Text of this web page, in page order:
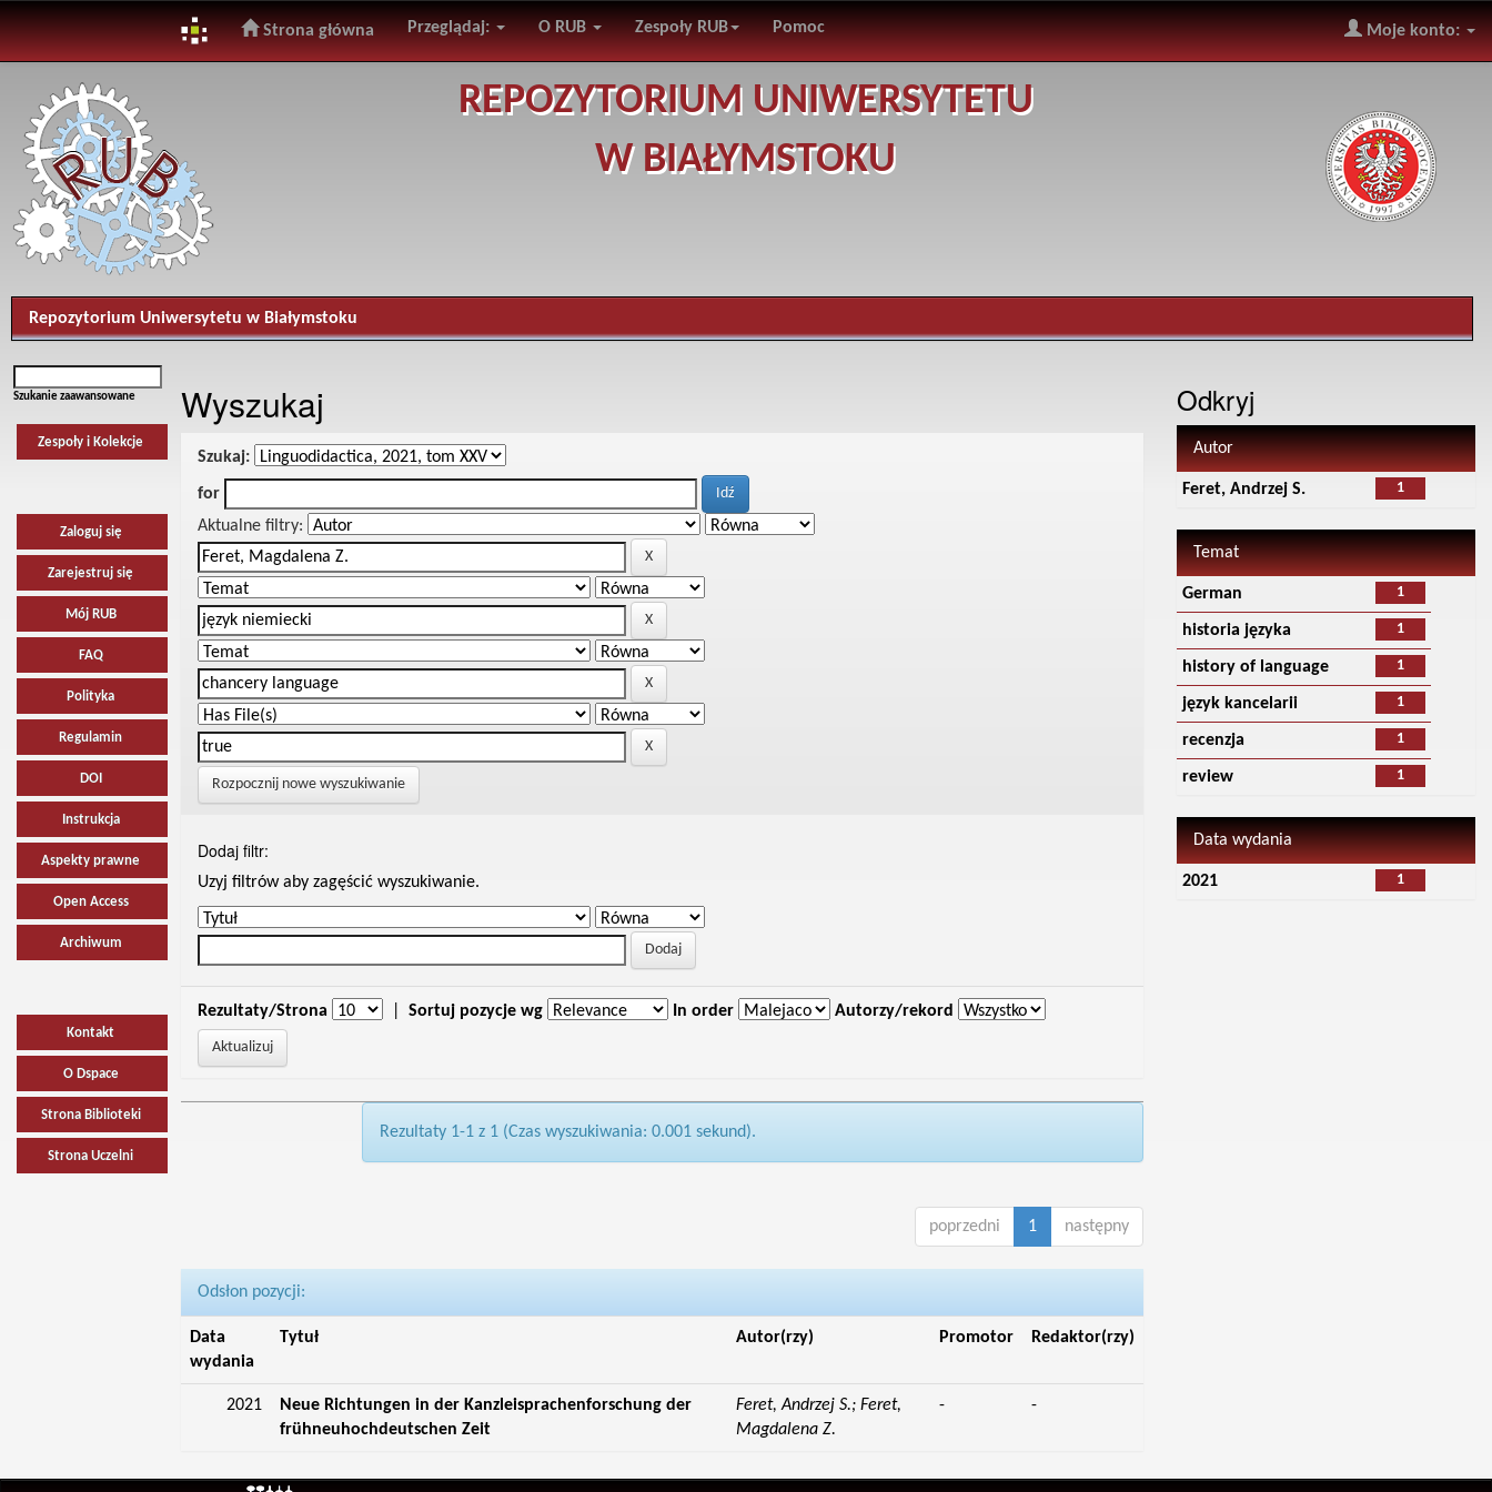
navigation
Strona główna Przeglądaj: O RUB Zespoły RUB Pomoc Moje konto:
REPOZYTORIUM UNIWERSYTETU
W BIAŁYMSTOKU
Repozytorium Uniwersytetu w Białymstoku
Szukanie zaawansowane
Zespoły i Kolekcje
Zaloguj się
Zarejestruj się
Mój RUB
FAQ
Polityka
Regulamin
DOI
Instrukcja
Aspekty prawne
Open Access
Archiwum
Kontakt
O Dspace
Strona Biblioteki
Strona Uczelni
Wyszukaj
Szukaj:
for
Aktualne filtry:
Rozpocznij nowe wyszukiwanie
Dodaj filtr:
Uzyj filtrów aby zagęścić wyszukiwanie.
Rezultaty/Strona Sortuj pozycje wg In order Autorzy/rekord
Rezultaty 1-1 z 1 (Czas wyszukiwania: 0.001 sekund).
poprzedni 1 następny
Odsłon pozycji:
Data
wydania
Tytuł Autor(rzy) Promotor Redaktor(rzy)
2021
Neue Richtungen in der Kanzleisprachenforschung der
frühneuhochdeutschen Zeit
Feret, Andrzej S.; Feret,
Magdalena Z.
- -
Odkryj
Autor
1
Feret, Andrzej S.
Temat
1
German
1
historia języka
1
history of language
1
język kancelarii
1
recenzja
1
review
Data wydania
1
2021